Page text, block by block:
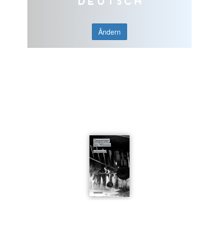
Ändern